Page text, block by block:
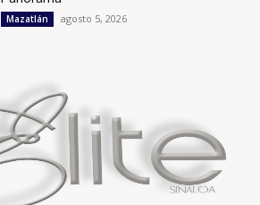
Mazatlán agosto 5, 2026